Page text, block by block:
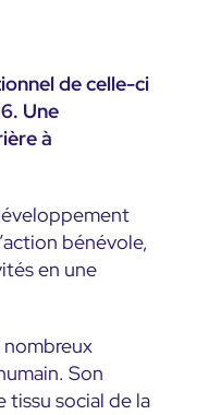
de celle-ci
Une
à
bénévole,
en une
nombreux
Son
tissu social de la